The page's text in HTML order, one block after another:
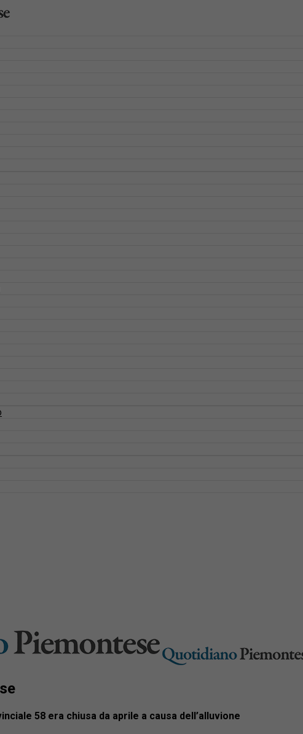
58 era chiusa da aprile a causa dell’alluvione